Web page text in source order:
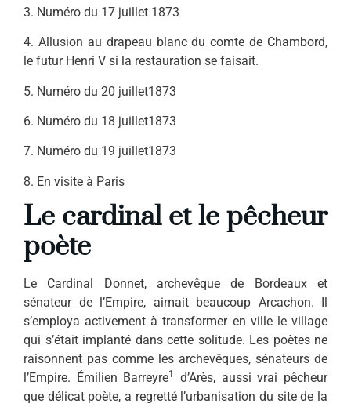
3. Numéro du 17 juillet 1873
4. Allusion au drapeau blanc du comte de Chambord,
le futur Henri V si la restauration se faisait.
5. Numéro du 20 juillet1873
6. Numéro du 18 juillet1873
7. Numéro du 19 juillet1873
8. En visite à Paris
Le cardinal et le pêcheur
poète
Le Cardinal Donnet, archevêque de Bordeaux et
sénateur de l’Em­pire, aimait beaucoup Arcachon. Il
s’employa activement à transfor­mer en ville le village
qui s’était implanté dans cette solitude. Les poètes ne
raisonnent pas comme les archevêques, sénateurs de
l’Empire. Émilien Barreyre1
d’Arès, aussi vrai pêcheur
que dé­licat poète, a regretté l’urbanisa­tion du site de la